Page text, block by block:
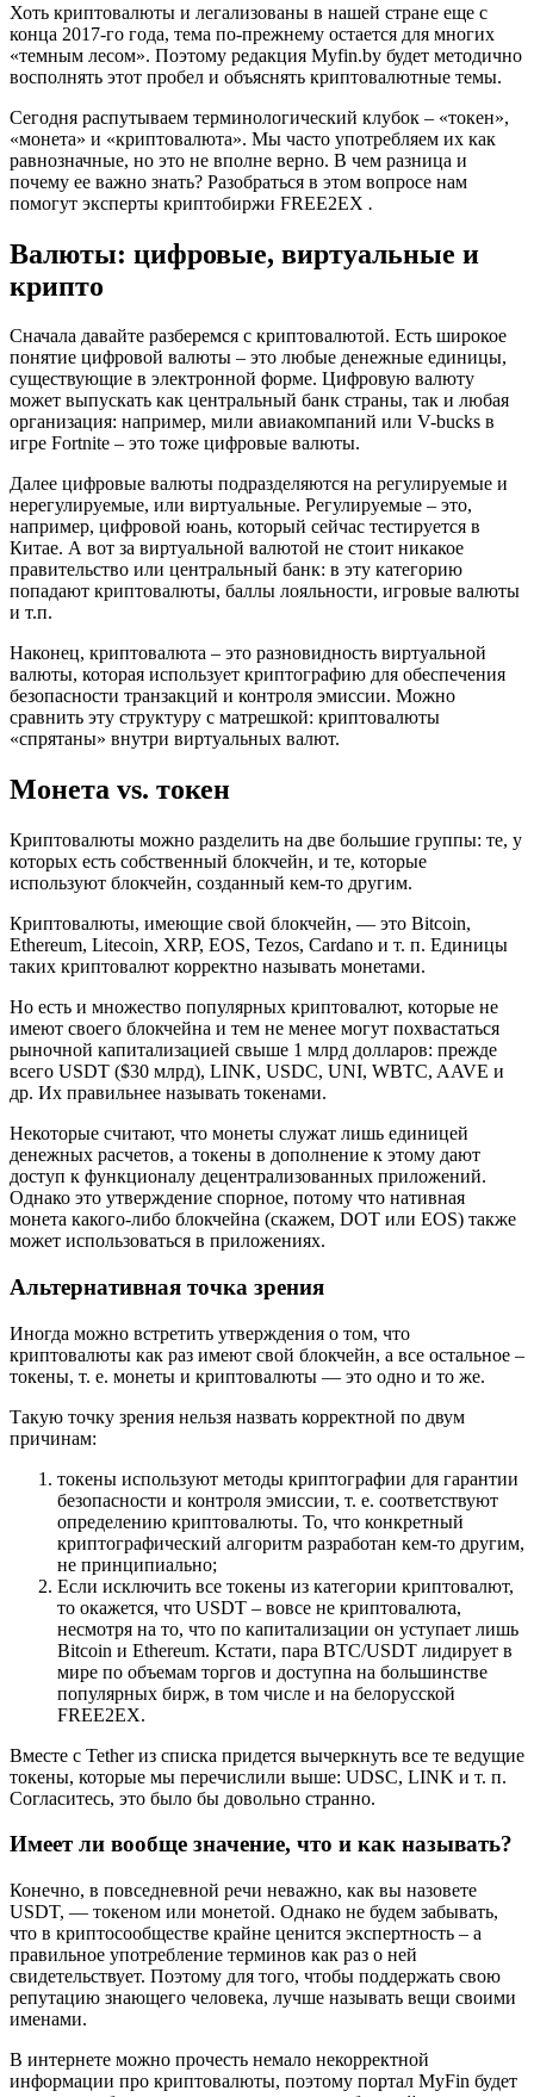
Хоть криптовалюты и легализованы в нашей стране еще с
конца 2017-го года, тема по-прежнему остается для многих
«темным лесом». Поэтому редакция Myfin.by будет методично
восполнять этот пробел и объяснять криптовалютные темы.
Сегодня распутываем терминологический клубок – «токен»,
«монета» и «криптовалюта». Мы часто употребляем их как
равнозначные, но это не вполне верно. В чем разница и
почему ее важно знать? Разобраться в этом вопросе нам
помогут эксперты криптобиржи FREE2EX .
Валюты: цифровые, виртуальные и
крипто
Сначала давайте разберемся с криптовалютой. Есть широкое
понятие цифровой валюты – это любые денежные единицы,
существующие в электронной форме. Цифровую валюту
может выпускать как центральный банк страны, так и любая
организация: например, мили авиакомпаний или V-bucks в
игре Fortnite – это тоже цифровые валюты.
Далее цифровые валюты подразделяются на регулируемые и
нерегулируемые, или виртуальные. Регулируемые – это,
например, цифровой юань, который сейчас тестируется в
Китае. А вот за виртуальной валютой не стоит никакое
правительство или центральный банк: в эту категорию
попадают криптовалюты, баллы лояльности, игровые валюты
и т.п.
Наконец, криптовалюта – это разновидность виртуальной
валюты, которая использует криптографию для обеспечения
безопасности транзакций и контроля эмиссии. Можно
сравнить эту структуру с матрешкой: криптовалюты
«спрятаны» внутри виртуальных валют.
Монета vs. токен
Криптовалюты можно разделить на две большие группы: те, у
которых есть собственный блокчейн, и те, которые
используют блокчейн, созданный кем-то другим.
Криптовалюты, имеющие свой блокчейн, — это Bitcoin,
Ethereum, Litecoin, XRP, EOS, Tezos, Cardano и т. п. Единицы
таких криптовалют корректно называть монетами.
Но есть и множество популярных криптовалют, которые не
имеют своего блокчейна и тем не менее могут похвастаться
рыночной капитализацией свыше 1 млрд долларов: прежде
всего USDT ($30 млрд), LINK, USDC, UNI, WBTC, AAVE и
др. Их правильнее называть токенами.
Некоторые считают, что монеты служат лишь единицей
денежных расчетов, а токены в дополнение к этому дают
доступ к функционалу децентрализованных приложений.
Однако это утверждение спорное, потому что нативная
монета какого-либо блокчейна (скажем, DOT или EOS) также
может использоваться в приложениях.
Альтернативная точка зрения
Иногда можно встретить утверждения о том, что
криптовалюты как раз имеют свой блокчейн, а все остальное –
токены, т. е. монеты и криптовалюты — это одно и то же.
Такую точку зрения нельзя назвать корректной по двум
причинам:
токены используют методы криптографии для гарантии
безопасности и контроля эмиссии, т. е. соответствуют
определению криптовалюты. То, что конкретный
криптографический алгоритм разработан кем-то другим,
не принципиально;
Если исключить все токены из категории криптовалют,
то окажется, что USDT – вовсе не криптовалюта,
несмотря на то, что по капитализации он уступает лишь
Bitcoin и Ethereum. Кстати, пара BTC/USDT лидирует в
мире по объемам торгов и доступна на большинстве
популярных бирж, в том числе и на белорусской
FREE2EX.
Вместе с Tether из списка придется вычеркнуть все те ведущие
токены, которые мы перечислили выше: UDSC, LINK и т. п.
Согласитесь, это было бы довольно странно.
Имеет ли вообще значение, что и как называть?
Конечно, в повседневной речи неважно, как вы назовете
USDT, — токеном или монетой. Однако не будем забывать,
что в криптосообществе крайне ценится экспертность – а
правильное употребление терминов как раз о ней
свидетельствует. Поэтому для того, чтобы поддержать свою
репутацию знающего человека, лучше называть вещи своими
именами.
В интернете можно прочесть немало некорректной
информации про криптовалюты, поэтому портал MyFin будет